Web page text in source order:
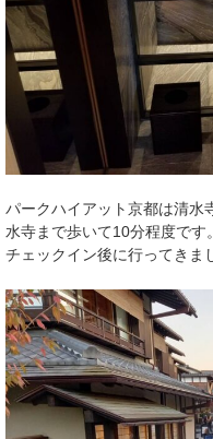
パークハイアット京都は清水
水寺まで歩いて10分程度です。
チェックイン後に行ってきま